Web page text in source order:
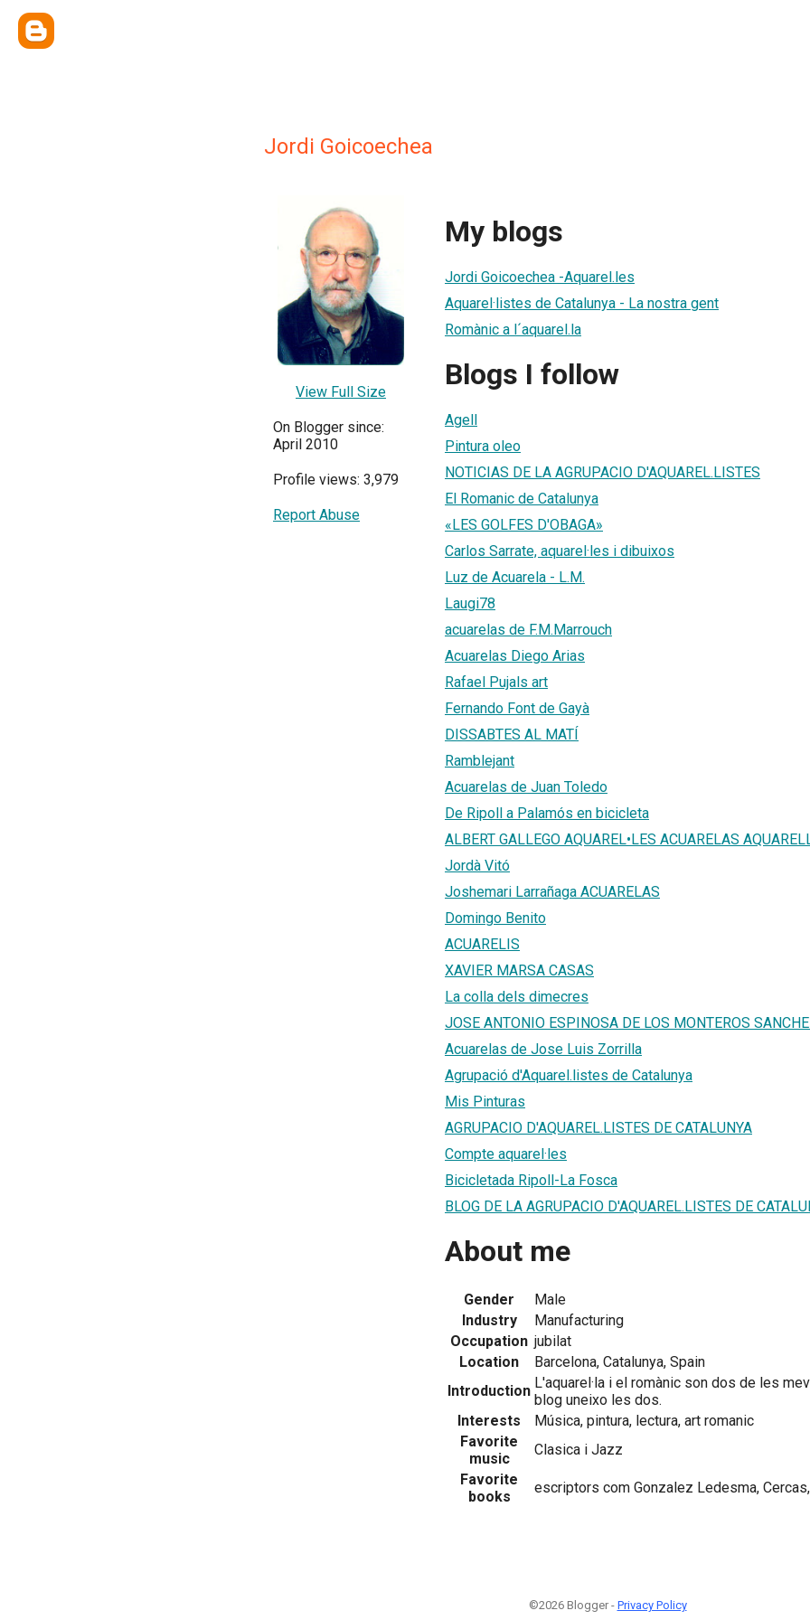
Jordi Goicoechea
View Full Size
On Blogger since:
April 2010
Profile views: 3,979
Report Abuse
My blogs
Jordi Goicoechea -Aquarel.les
Aquarel·listes de Catalunya - La nostra gent
Romànic a l´aquarel.la
Blogs I follow
Agell
Pintura oleo
NOTICIAS DE LA AGRUPACIO D'AQUAREL.LISTES
El Romanic de Catalunya
«LES GOLFES D'OBAGA»
Carlos Sarrate, aquarel·les i dibuixos
Luz de Acuarela - L.M.
Laugi78
acuarelas de F.M.Marrouch
Acuarelas Diego Arias
Rafael Pujals art
Fernando Font de Gayà
DISSABTES AL MATÍ
Ramblejant
Acuarelas de Juan Toledo
De Ripoll a Palamós en bicicleta
ALBERT GALLEGO AQUAREL•LES ACUARELAS
Jordà Vitó
Joshemari Larrañaga ACUARELAS
Domingo Benito
ACUARELIS
XAVIER MARSA CASAS
La colla dels dimecres
JOSE ANTONIO ESPINOSA DE LOS MONTEROS
Acuarelas de Jose Luis Zorrilla
Agrupació d'Aquarel.listes de Catalunya
Mis Pinturas
AGRUPACIO D'AQUAREL.LISTES DE CATALUNYA
Compte aquarel·les
Bicicletada Ripoll-La Fosca
BLOG DE LA AGRUPACIO D'AQUAREL.LISTES DE
About me
Gender
Male
Industry
Manufacturing
Occupation jubilat
Location
Barcelona, Catalunya, Spain
Introduction L'aquarel·la i el romànic son dos de les
blog uneixo les dos.
Interests
Música, pintura, lectura, art romanic
Favorite
music
Clasica i Jazz
Favorite
books
escriptors com Gonzalez Ledesma,
©2026 Blogger - Privacy Policy